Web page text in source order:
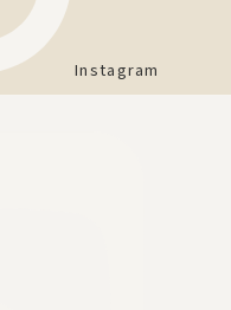
Instagram